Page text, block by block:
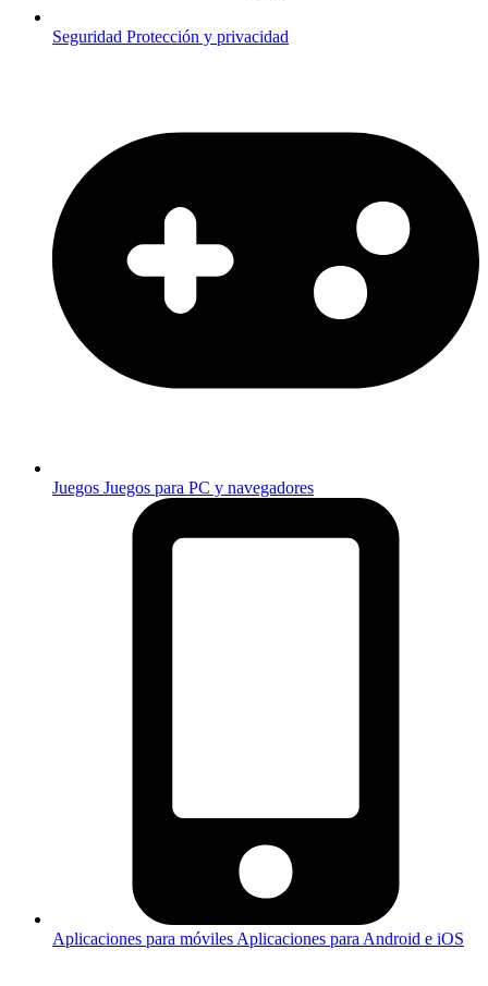
Seguridad Protección y privacidad
Juegos Juegos para PC y navegadores
Aplicaciones para móviles Aplicaciones para Android e iOS